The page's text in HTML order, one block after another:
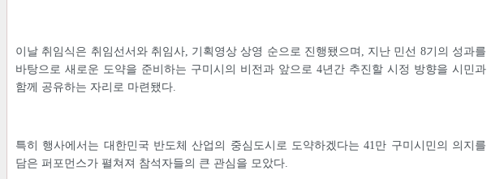
이날 취임식은 취임선서와 취임사, 기획영상 상영 순으로 진행됐으며, 지난 민선 8기의 성과를
바탕으로 새로운 도약을 준비하는 구미시의 비전과 앞으로 4년간 추진할 시정 방향을 시민과
함께 공유하는 자리로 마련됐다.
특히 행사에서는 대한민국 반도체 산업의 중심도시로 도약하겠다는 41만 구미시민의 의지를
담은 퍼포먼스가 펼쳐져 참석자들의 큰 관심을 모았다.